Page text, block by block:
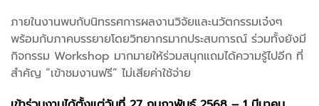
ภายในงานพบกับนิทรรศการผลงานวิจัยและนวัตกรรมเจ๋งๆ
พร้อมกับภาคบรรยายโดยวิทยากรมากประสบการณ์ ร่วมทั้งยังมี
กิจกรรม Workshop มากมายให้ร่วมสนุกแถมได้ความรู้ไปอีก ที่
สำคัญ “เข้าชมงานฟรี” ไม่เสียค่าใช้จ่าย